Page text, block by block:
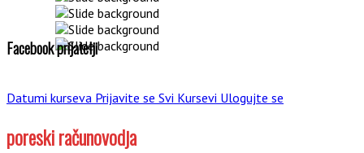
Facebook prijatelji
Datumi kurseva Prijavite se Svi Kursevi Ulogujte se
poreski računovodja